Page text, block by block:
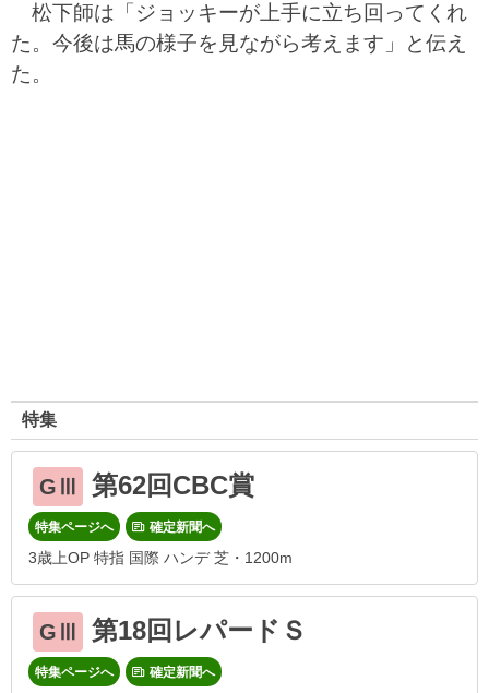
松下師は「ジョッキーが上手に立ち回ってくれ
た。今後は馬の様子を見ながら考えます」と伝え
た。
特集
GⅢ 第62回CBC賞
特集ページへ 確定新聞へ
3歳上OP 特指 国際 ハンデ 芝・1200m
GⅢ 第18回レパードＳ
特集ページへ 確定新聞へ